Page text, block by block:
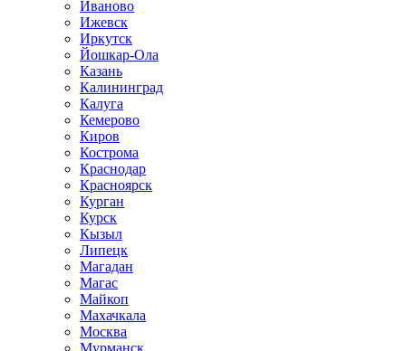
Иваново
Ижевск
Иркутск
Йошкар-Ола
Казань
Калининград
Калуга
Кемерово
Киров
Кострома
Краснодар
Красноярск
Курган
Курск
Кызыл
Липецк
Магадан
Магас
Майкоп
Махачкала
Москва
Мурманск